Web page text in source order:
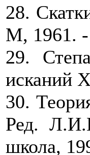
28.
М, 1961. -
29.
исканий
30.
Ред.
школа,